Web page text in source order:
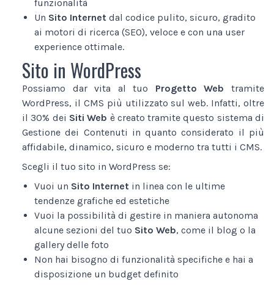
funzionalità
Un Sito Internet dal codice pulito, sicuro, gradito
ai motori di ricerca (SEO), veloce e con una user
experience ottimale.
Sito in WordPress
Possiamo dar vita al tuo Progetto Web tramite
WordPress, il CMS più utilizzato sul web. Infatti, oltre
il 30% dei Siti Web è creato tramite questo sistema di
Gestione dei Contenuti in quanto considerato il più
affidabile, dinamico, sicuro e moderno tra tutti i CMS.
Scegli il tuo sito in WordPress se:
Vuoi un Sito Internet in linea con le ultime
tendenze grafiche ed estetiche
Vuoi la possibilità di gestire in maniera autonoma
alcune sezioni del tuo Sito Web, come il blog o la
gallery delle foto
Non hai bisogno di funzionalità specifiche e hai a
disposizione un budget definito